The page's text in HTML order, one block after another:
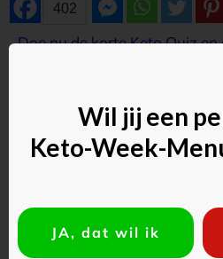
402
Doe nu de korte Keto Quiz
Wil jij een
Keto-Week-
JA, dat wil ik